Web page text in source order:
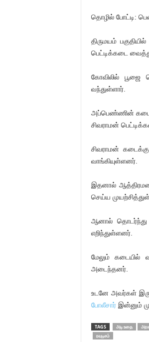
தொழில் போட்டி:
திருமயம்
பெட்டிக்கடை
கோவிலில்
வந்துள்ளார்.
அப்பெண்ணின்
சிவராமன்
சிவராமன்
வாங்கியுள்ளனர்.
இதனால்
செய்ய
ஆனால் தொடர்ந்து
எறிந்துள்ளனர்.
மேலும் கடையில்
அடைந்தனர்.
உடனே அவர்கள்
போலீசார்இன்னும்
TAGS அடி உதை
ரவுடிசம்